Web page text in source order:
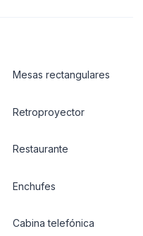
Mesas rectangulares
Retroproyector
Restaurante
Enchufes
Cabina telefónica